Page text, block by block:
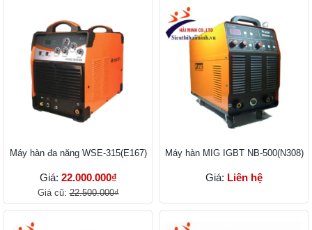
Máy hàn đa năng WSE-315(E167)
Giá: 22.000.000₫
Giá cũ:22.500.000₫
Máy hàn MIG IGBT NB-500(N308)
Giá: Liên hệ